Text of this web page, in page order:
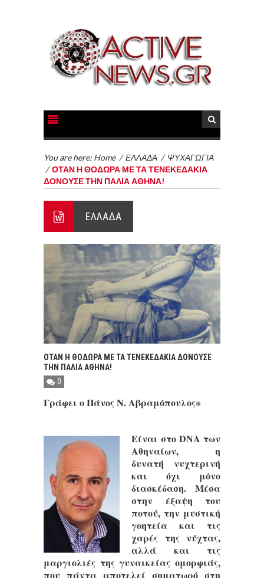
You are here: Home /ΕΛΛΑΔΑ / ΨΥΧΑΓΩΓΙΑ
/ΟΤΑΝ Η ΘΟΔΩΡΑ ΜΕ ΤΑ ΤΕΝΕΚΕΔΑΚΙΑ
ΔΟΝΟΥΣΕ ΤΗΝ ΠΑΛΙΑ ΑΘΗΝΑ!
ΕΛΛΑΔΑ
ΟΤΑΝ Η ΘΟΔΩΡΑ ΜΕ ΤΑ ΤΕΝΕΚΕΔΑΚΙΑ ΔΟΝΟΥΣΕ
ΤΗΝ ΠΑΛΙΑ ΑΘΗΝΑ!
0
Γράφει ο Πάνος Ν. Αβραμόπουλος∗
Είναι στο DNA των
Αθηναίων, η
δυνατή νυχτερινή
και όχι μόνο
διασκέδαση. Μέσα
στην έξαψη του
ποτού, την μυστική
γοητεία και τις
χαρές της νύχτας,
αλλά και τις
μαργιολιές της γυναικείας ομορφιάς,
που πάντα αποτελεί σηματωρό στη